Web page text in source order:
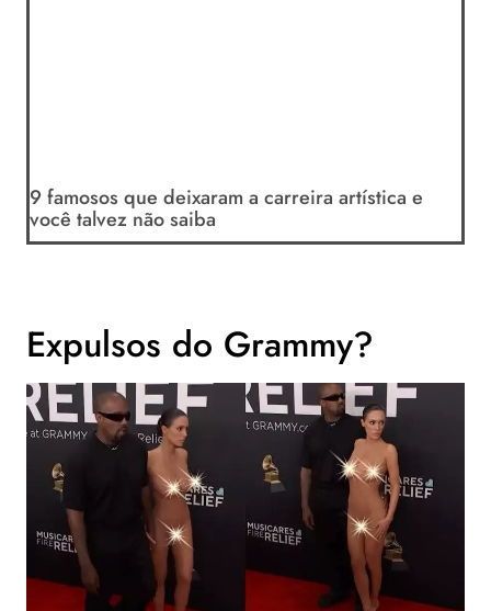
9 famosos que deixaram a carreira artística e
você talvez não saiba
Expulsos do Grammy?